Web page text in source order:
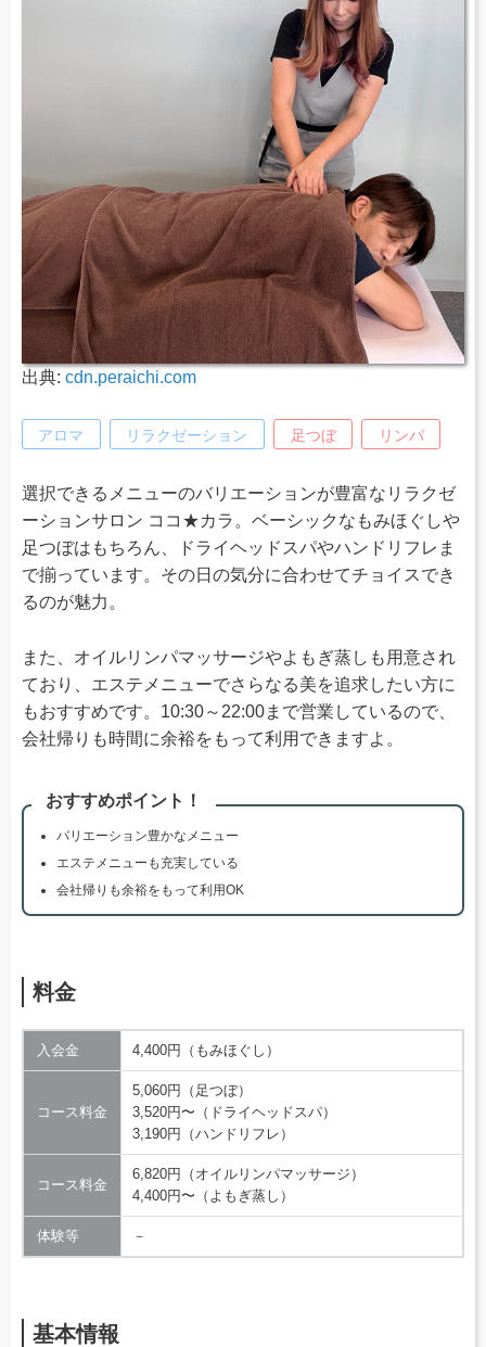
出典: cdn.peraichi.com
アロマ リラクゼーション 足つぼ リンパ
選択できるメニューのバリエーションが豊富なリラクゼ
ーションサロン ココ★カラ。ベーシックなもみほぐしや
足つぼはもちろん、ドライヘッドスパやハンドリフレま
で揃っています。その日の気分に合わせてチョイスでき
るのが魅力。
また、オイルリンパマッサージやよもぎ蒸しも用意され
ており、エステメニューでさらなる美を追求したい方に
もおすすめです。10:30～22:00まで営業しているので、
会社帰りも時間に余裕をもって利用できますよ。
おすすめポイント！
バリエーション豊かなメニュー
エステメニューも充実している
会社帰りも余裕をもって利用OK
料金
入会金 4,400円（もみほぐし）
コース料金
5,060円（足つぼ）
3,520円〜（ドライヘッドスパ）
3,190円（ハンドリフレ）
コース料金
6,820円（オイルリンパマッサージ）
4,400円〜（よもぎ蒸し）
体験等 －
基本情報